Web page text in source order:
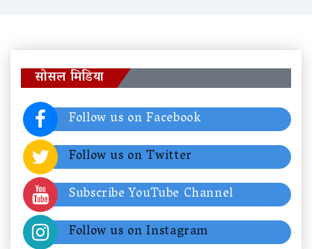
सोसल मिडिया
Follow us on Facebook
Follow us on Twitter
Subscribe YouTube Channel
Follow us on Instagram